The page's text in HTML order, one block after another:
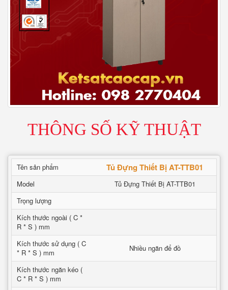
THÔNG SỐ KỸ THUẬT
Tên sản phẩm Tủ Đựng Thiết Bị AT-TTB01
Model
Tủ Đựng Thiết Bị AT-TTB01
Trọng lượng
Kích thước ngoài ( C *
R * S ) mm
Kích thước sử dụng ( C
* R * S ) mm
Nhiều ngăn để đồ
Kích thước ngăn kéo (
C * R * S ) mm